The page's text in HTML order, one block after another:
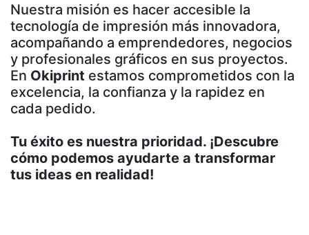
Nuestra misión es hacer accesible la
tecnología de impresión más innovadora,
acompañando a emprendedores, negocios
y profesionales gráficos en sus proyectos.
En Okiprint estamos comprometidos con la
excelencia, la confianza y la rapidez en
cada pedido.
Tu éxito es nuestra prioridad. ¡Descubre
cómo podemos ayudarte a transformar
tus ideas en realidad!